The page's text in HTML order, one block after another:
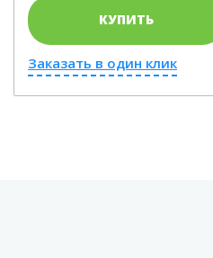
КУПИТЬ
Заказать в один клик